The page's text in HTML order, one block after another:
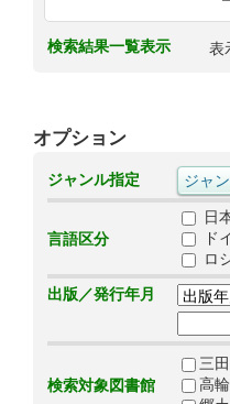
検索結果一覧表示 表
オプション
ジャンル指定
言語区分
日
ド
ロ
出版／発行年月
検索対象図書館
三
高